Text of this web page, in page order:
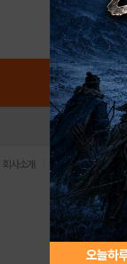
오늘하
회사소개 이용약관 | 개인정
사업자
주소: 서울시 금천
청
등